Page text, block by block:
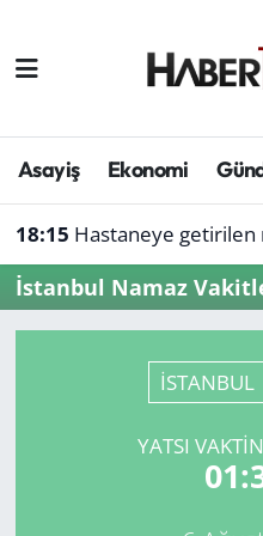
Asayiş Ekonomi
18:15 Hastaneye
İstanbul Namaz
İSTANBUL
YATSI
Afyonkarahisar
Çevre
Denizli
Genel
Aydın Hava
Süper Lig Puan
Tüm Manşetler
Son Dakika
Haber Arşivi